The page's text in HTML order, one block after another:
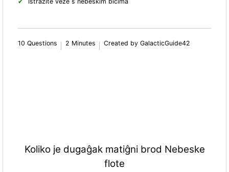
10 Questions 2 Minutes Created by GalacticGuide42
Koliko je dugaĝak matiĝni brod Nebeske
flote